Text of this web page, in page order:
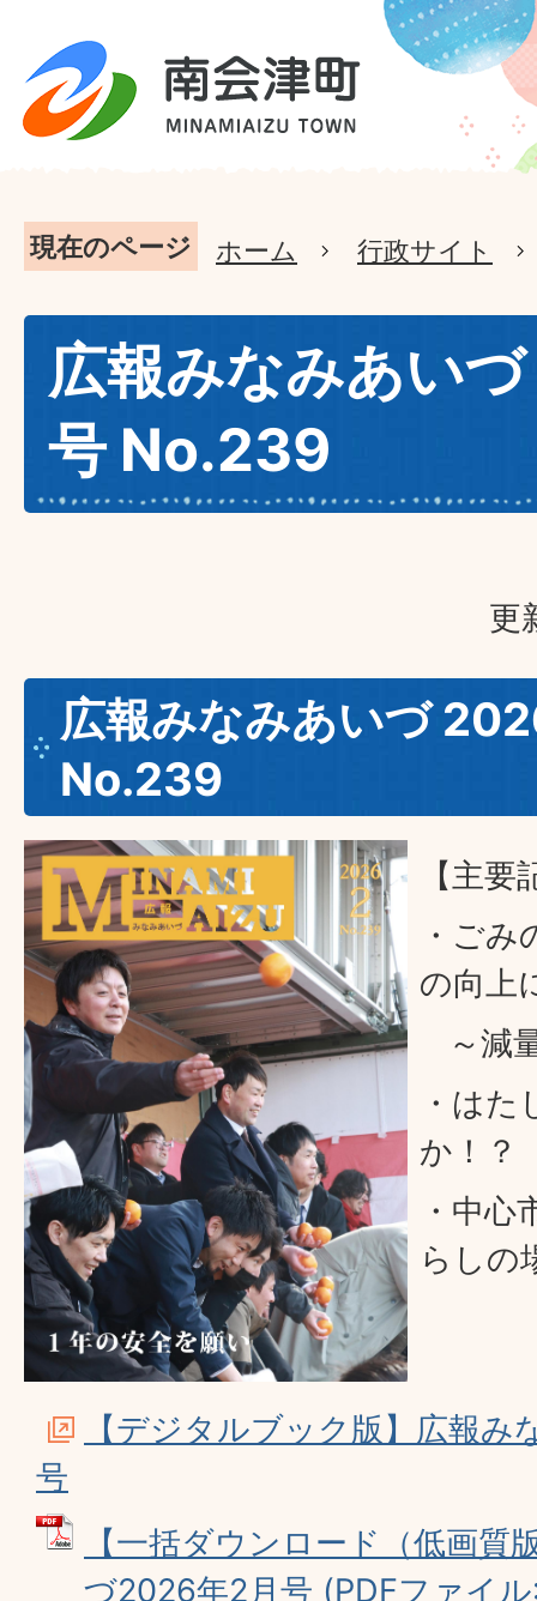
現在のページ ホーム 行政サイト
広報みなみあい
号 No.239
更
広報みなみあいづ
No.239
【主要
・ご
の向上
～減
・は
か！？
・中心
らしの
【デジタルブック版】広報
号
【一括ダウンロード（低画質
づ2026年2月号 (PDFファイ